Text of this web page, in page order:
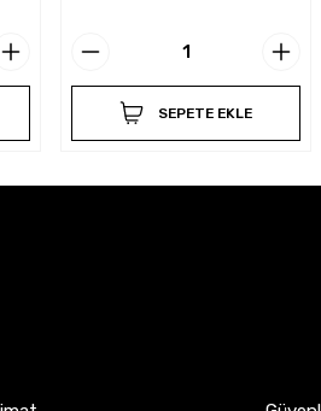
SEPETE EKLE